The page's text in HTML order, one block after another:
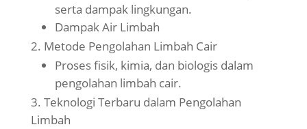
serta dampak lingkungan.
Dampak Air Limbah
Metode Pengolahan Limbah Cair
Proses fisik, kimia, dan biologis dalam
pengolahan limbah cair.
Teknologi Terbaru dalam Pengolahan
Limbah